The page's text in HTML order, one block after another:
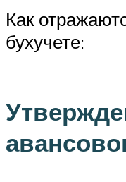
Как
бухучете: